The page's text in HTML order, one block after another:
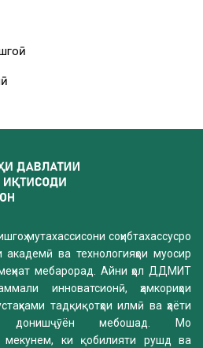
мутахассисони соҳибтахассусро
ва технологияҳои муосир
мебарорад. Айни ҳол ДДМИТ
инноватсионӣ, ҳамкориҳои
тадқиқотҳои илмӣ ва ҳаёти
донишҷӯён мебошад. Мо
мекунем, ки қобилияти рушд ва